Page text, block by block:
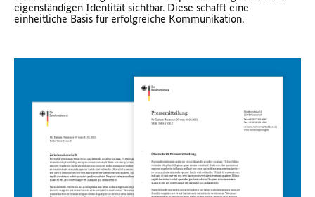
eigenständigen Identität sichtbar. Diese schafft eine
einheitliche Basis für erfolgreiche Kommunikation.